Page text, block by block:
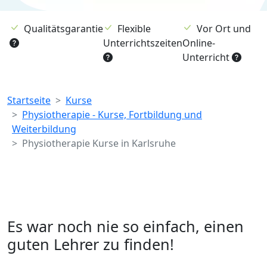
Qualitätsgarantie
Flexible
Unterrichtszeiten
Vor Ort und
Online-
Unterricht
Breadcrumb
Startseite
Kurse
Physiotherapie - Kurse, Fortbildung und
Weiterbildung
Physiotherapie Kurse in Karlsruhe
Es war noch nie so einfach, einen
guten Lehrer zu finden!